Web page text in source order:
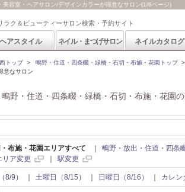
容室・ヘアサロン/デザインカラーが得意なサロン(1/6ページ)
ラク＆ビューティーサロン検索・予約サイト
ヘアスタイル ネイル・まつげサロン ネイルカタログ
トップ> 鴫野・住道・四条畷・緑橋・石切・布施・花園トップ
意なサロン
鴫野・住道・四条畷・緑橋・石切・布施・花園
布施・花園エリアすべて 鴫野・放出・住道・四条
リア変更 駅変更
8/9） 土曜日（8/15） 日曜日（8/16） カレン